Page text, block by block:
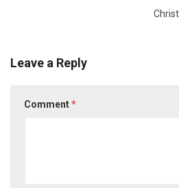
Leave a Reply
Comment*